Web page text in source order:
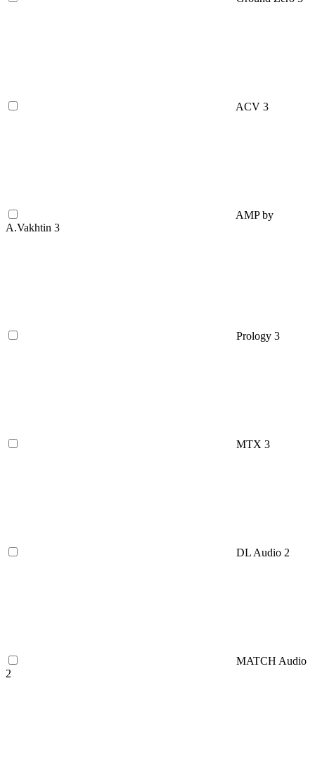
ACV 3
AMP by
A.Vakhtin 3
Prology 3
MTX 3
DL Audio 2
MATCH Audio
2